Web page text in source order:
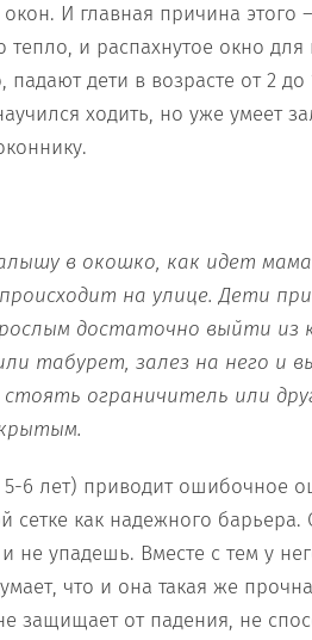
И главная причина этого –
тепло, и распахнутое окно
дети в возрасте от 2
ходить, но уже умеет
в окошко, как идет
роисходит на улице. Дети
достаточно выйти из
табурет, залез на него и
ограничитель или
5-6 лет) приводит ошибочное
как надежного
не упадешь. Вместе с тем у
что и она такая же
защищает от падения, не